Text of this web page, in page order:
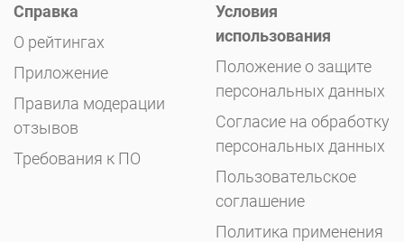
Справка
О рейтингах
Приложение
Правила модерации
отзывов
Требования к ПО
Условия
использования
Положение о защите
персональных данных
Согласие на обработку
персональных данных
Пользовательское
соглашение
Политика применения